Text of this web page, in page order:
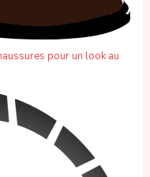
pour un look au